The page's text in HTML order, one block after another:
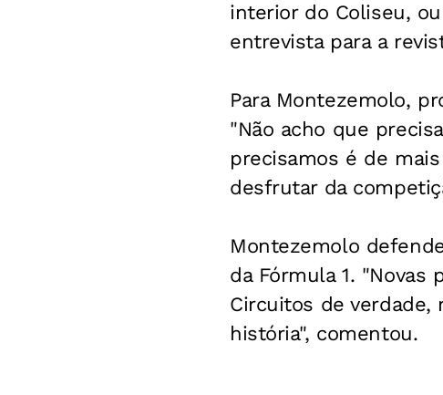
interior do Coliseu,
entrevista para a
Para Montezemolo,
"Não acho que
precisamos é de
desfrutar da
Montezemolo
da Fórmula 1.
Circuitos de
história", comentou.